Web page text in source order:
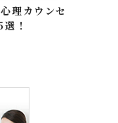
理カウンセ
！